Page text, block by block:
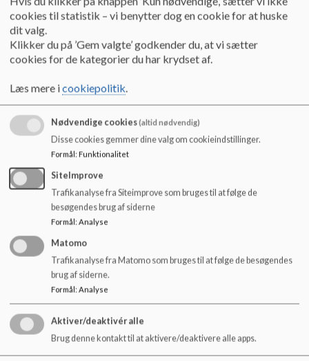
- fravær uden tilladelse
For at styrke indsatsen omkring elevfravær, udsendes hermed
Børne- og Undervisningsministeriets vejledning om de nye
regler om fravær i grundskolen. Vejledningen skal gøre det
klart, hvad vi kan forvente af hinanden, når der er tale om for
meget fravær.
Forældrenes ansvar ved fravær
At informere om sygdom på første fraværsdag via kontoret
Anmodning om ekstraordinær frihed fra undervisning skal
sendes til skolens ledelse via et ansøgnings-skema.
Ansøgningsskemaet finder du på skolens hjemmeside.
Anmodningen skal være tilsendt skole-ledelsen i rimelig tid
før den eventuelle godkendte ekstraordinær frihed
påbegyndes.
Skoleledelserne i Stevns Kommune
Centerchefen for Børn & Læring
►
Få fakta og svar på de typiske spørgsmål om
reglerne, hvis dit barn har ulovligt fravær i
folkeskolen
cookies til statistik – vi benytter dog en cookie for at huske
dit valg.
Klikker du på ’Gem valgte’ godkender du, at vi sætter
cookies for de kategorier du har krydset af.
Læs mere icookiepolitik.
Nødvendige cookies(altid nødvendig)
Disse cookies gemmer dine valg om cookieindstillinger.
Formål: Funktionalitet
SiteImprove
Trafikanalyse fra Siteimprove som bruges til at følge de
besøgendes brug af siderne
Formål: Analyse
Matomo
Trafikanalyse fra Matomo som bruges til at følge de besøgendes
brug af siderne.
Formål: Analyse
Aktiver/deaktivér alle
Brug denne kontakt til at aktivere/deaktivere alle apps.